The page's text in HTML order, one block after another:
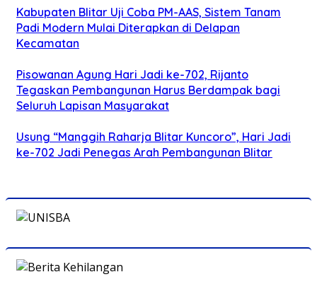
Kabupaten Blitar Uji Coba PM-AAS, Sistem Tanam
Padi Modern Mulai Diterapkan di Delapan
Kecamatan
Pisowanan Agung Hari Jadi ke-702, Rijanto
Tegaskan Pembangunan Harus Berdampak bagi
Seluruh Lapisan Masyarakat
Usung “Manggih Raharja Blitar Kuncoro”, Hari Jadi
ke-702 Jadi Penegas Arah Pembangunan Blitar